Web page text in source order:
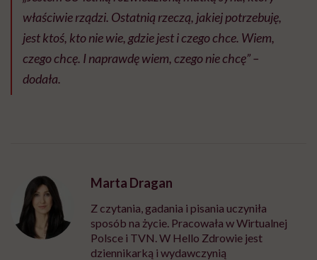
właściwie rządzi. Ostatnią rzeczą, jakiej potrzebuję,
jest ktoś, kto nie wie, gdzie jest i czego chce. Wiem,
czego chcę. I naprawdę wiem, czego nie chcę” –
dodała.
Marta Dragan
Z czytania, gadania i pisania uczyniła
sposób na życie. Pracowała w Wirtualnej
Polsce i TVN. W Hello Zdrowie jest
dziennikarką i wydawczynią